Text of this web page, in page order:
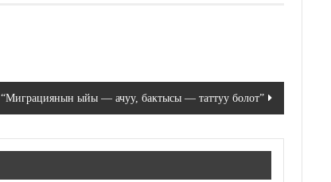
ыйы — ачуу, бактысы — таттуу болот”